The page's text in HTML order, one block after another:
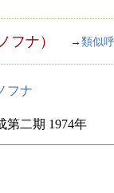
フナ） → 類似
フナ
第二期 1974年